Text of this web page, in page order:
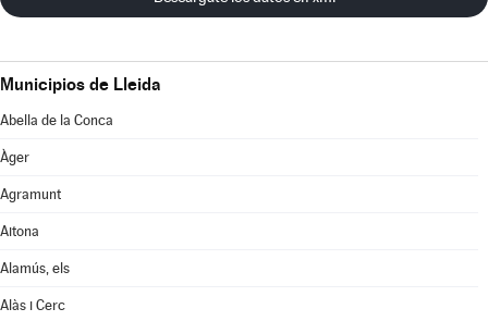
Municipios de Lleida
Abella de la Conca
Àger
Agramunt
Aitona
Alamús, els
Alàs i Cerc